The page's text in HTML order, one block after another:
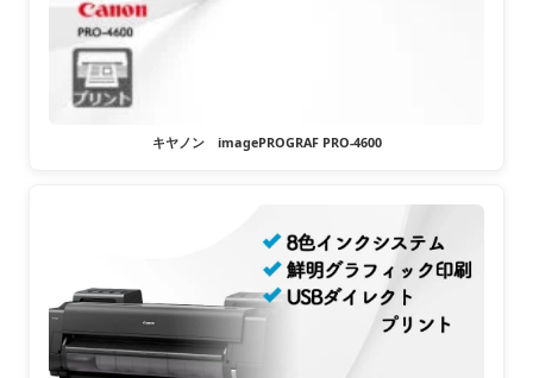
キヤノン imagePROGRAF PRO-4600